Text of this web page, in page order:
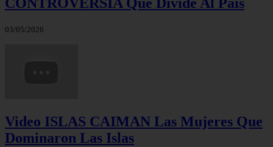
CONTROVERSIA Que Divide Al País
03/05/2026
Video ISLAS CAIMAN Las Mujeres Que
Dominaron Las Islas